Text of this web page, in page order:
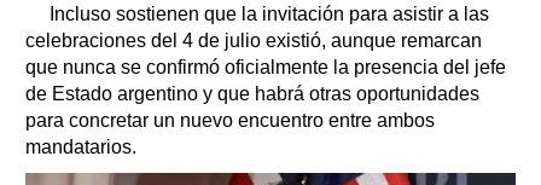
Incluso sostienen que la invitación para asistir a las
celebraciones del 4 de julio existió, aunque remarcan
que nunca se confirmó oficialmente la presencia del jefe
de Estado argentino y que habrá otras oportunidades
para concretar un nuevo encuentro entre ambos
mandatarios.